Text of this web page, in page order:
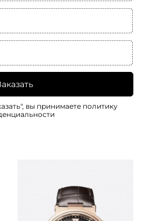
вы принимаете политику